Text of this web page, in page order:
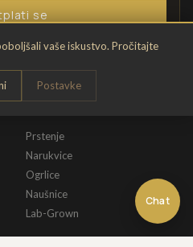
Chat
vaše iskustvo. Pročitajte
Postavke
se
Prstenje
Narukvice
Ogrlice
Naušnice
Lab-Grown